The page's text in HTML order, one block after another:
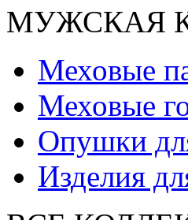
МУЖСКАЯ
Меховые
Меховые
Опушки
Изделия